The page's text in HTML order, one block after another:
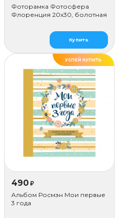
Фоторамка Фотосфера
Флоренция 20x30, болотная
Купить
УСПЕЙ КУПИТЬ
490 ₽
Альбом Росмэн Мои первые
3 года